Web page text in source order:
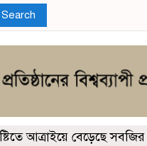
Search
আত্রাইয়ে বেড়েছে সবজির